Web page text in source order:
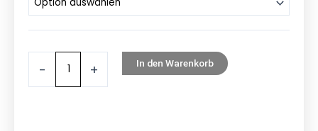
-
BIKE
Integra
+ In den Warenkorb